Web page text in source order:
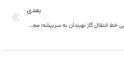
بعدی
تأکید بر آغاز عملیات اجرایی خط انتقال گاز نهبندان به سربیشه؛ مجوز اخذ شده است